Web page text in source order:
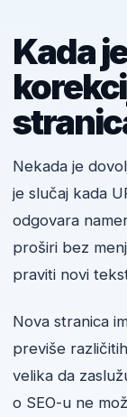
Kada
Nekada je
je slučaj kada
odgovara
proširi bez
praviti novi
Nova stranica
previše
velika da
o SEO-u ne